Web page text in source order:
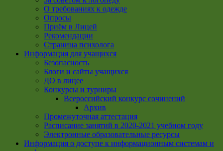
О требованиях к одежде
Опросы
Приём в Лицей
Рекомендации
Страница психолога
Информация для учащихся
Безопасность
Блоги и сайты учащихся
ДО в лицее
Конкурсы и турниры
Всероссийский конкурс сочинений
Архив
Промежуточная аттестация
Расписание занятий в 2020-2021 учебном году
Электронные образовательные ресурсы
Информация о доступе к информационным системам и